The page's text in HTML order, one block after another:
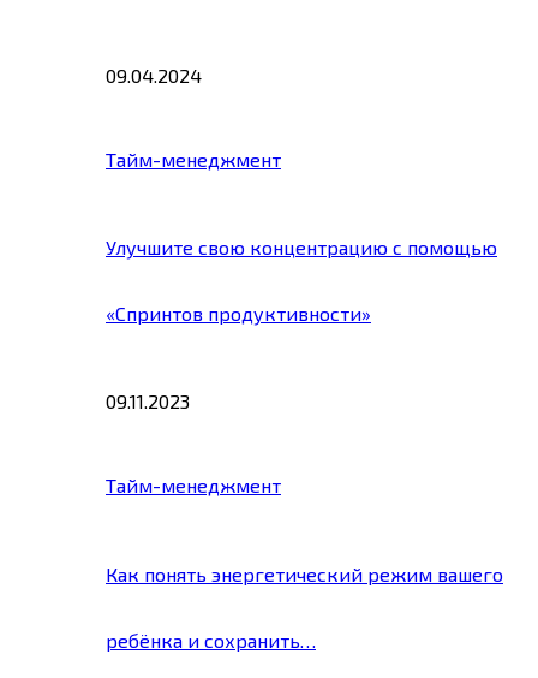
09.04.2024
Тайм-менеджмент
Улучшите свою концентрацию с помощью
«Спринтов продуктивности»
09.11.2023
Тайм-менеджмент
Как понять энергетический режим вашего
ребёнка и сохранить…